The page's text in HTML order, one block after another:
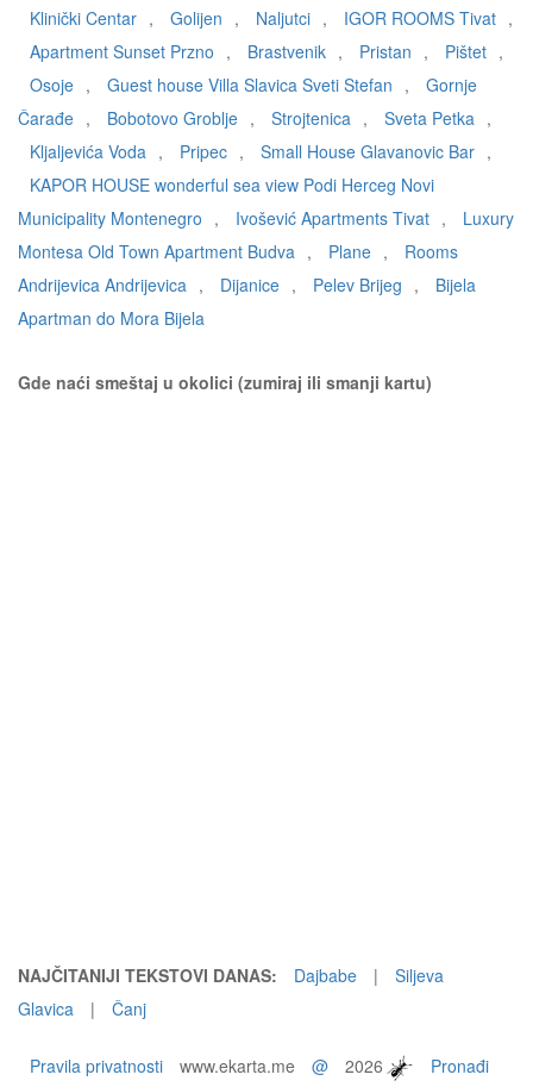
Klinički Centar , Golijen , Naljutci , IGOR ROOMS Tivat ,
Apartment Sunset Przno , Brastvenik , Pristan , Pištet ,
Osoje , Guest house Villa Slavica Sveti Stefan ,
Gornje
Čarađe , Bobotovo Groblje , Strojtenica , Sveta Petka ,
Kljaljevića Voda , Pripec , Small House Glavanovic Bar ,
KAPOR HOUSE wonderful sea view Podi Herceg Novi
Municipality Montenegro , Ivošević Apartments Tivat ,
Luxury
Montesa Old Town Apartment Budva , Plane ,
Rooms
Andrijevica Andrijevica , Dijanice , Pelev Brijeg ,
Bijela
Apartman do Mora Bijela
Gde naći smeštaj u okolici (zumiraj ili smanji kartu)
NAJČITANIJI TEKSTOVI DANAS: Dajbabe |
Siljeva
Glavica
| Čanj
Pravila privatnosti www.ekarta.me @ 2026
Pronađi